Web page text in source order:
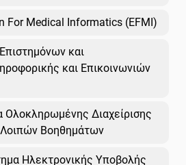
For Medical Informatics (EFMI)
και
και Επικοινωνιών
Ολοκληρωμένης Διαχείρισης
Βοηθημάτων
Ηλεκτρονικής Υποβολής